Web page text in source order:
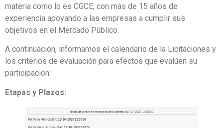
materia como lo es CGCE, con más de 15 años de
experiencia apoyando a las empresas a cumplir sus
objetivos en el Mercado Público.
A continuación, informamos el calendario de la Licitaciones y
los criterios de evaluación para efectos que evalúen su
participación:
Etapas y Plazos: